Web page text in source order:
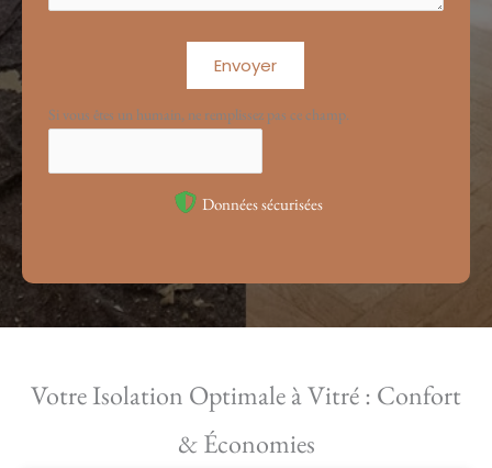
Envoyer
Si vous êtes un humain, ne remplissez pas ce champ.
Données sécurisées
Votre Isolation Optimale à Vitré : Confort
& Économies